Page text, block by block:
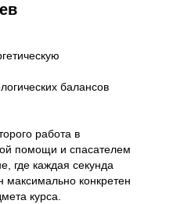
балансов
работа в
помощи и спасателем
где каждая секунда
максимально конкретен
курса.